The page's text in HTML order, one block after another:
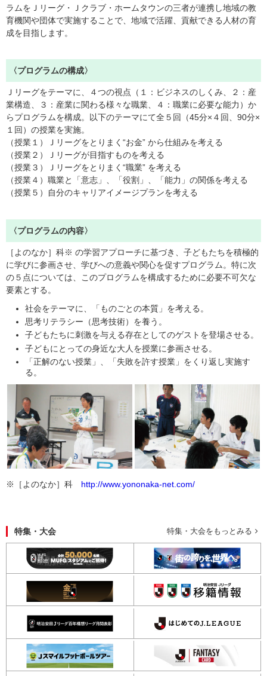
ラムをＪリーグ・Ｊクラブ・ホームタウンの三者が連携し地域の教
育機関や団体で実施することで、地域で活躍、貢献できる人材の育
成を目指します。
〈プログラムの構成〉
Ｊリーグをテーマに、４つの視点（１：ビジネスのしくみ、２：産
業構造、３：産業に関わる様々な職業、４：職業に必要な能力）か
らプログラムを構成。以下のテーマにて全５回（45分×４回、90分×
１回）の授業を実施。
（授業１）Ｊリーグをとりまく“お金” から仕組みを考える
（授業２）Ｊリーグが目指すものを考える
（授業３）Ｊリーグをとりまく“職業” を考える
（授業４）職業と「意志」、「役割」、「能力」の関係を考える
（授業５）自分のキャリアイメージプランを考える
〈プログラムの内容〉
［よのなか］科※ の学習アプローチに基づき、子どもたちを積極的
に学びに参画させ、学びへの意義や関心を促すプログラム。特に次
の５点については、このプログラムを構成するために必要不可欠な
要素とする。
社会をテーマに、「ものごとの本質」を考える。
思考リテラシー（思考技術）を養う。
子どもたちに刺激を与える存在としてのゲストを登場させる。
子どもにとっての身近な大人を授業に参画させる。
「正解のない授業」、「失敗を許す授業」をくり返し実施す
る。
※［よのなか］科 http://www.yononaka-net.com/
特集・大会 特集・大会をもっとみる